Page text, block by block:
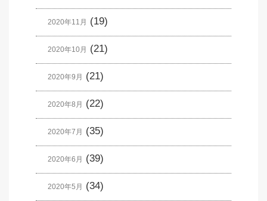
2020年11月 (19)
2020年10月 (21)
2020年9月 (21)
2020年8月 (22)
2020年7月 (35)
2020年6月 (39)
2020年5月 (34)